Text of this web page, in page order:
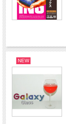
NEW